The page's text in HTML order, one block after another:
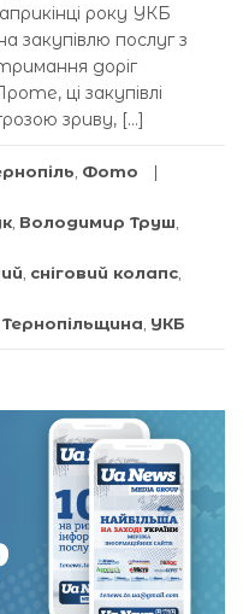
року УКБ
закупівлю послуг з
доріг
ці закупівлі
зриву, […]
, Фото
, Володимир Труш,
, сніговий колапс,
Тернопільщина, УКБ